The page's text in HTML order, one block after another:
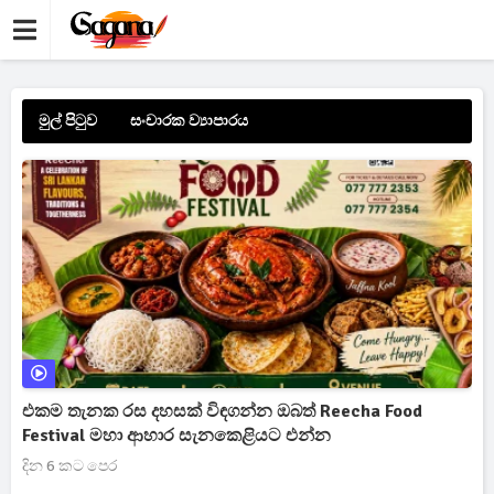
මුල් පිටුව සංචාරක ව්‍යාපාරය
එකම තැනක රස දහසක් විඳගන්න ඔබත් Reecha Food
Festival මහා ආහාර සැනකෙළියට එන්න
දින 6 කට පෙර